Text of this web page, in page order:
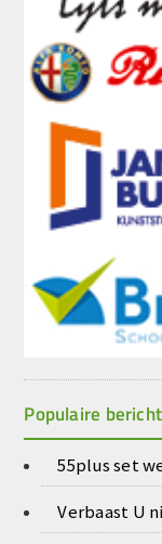
Populaire
55plus set
Verbaast U